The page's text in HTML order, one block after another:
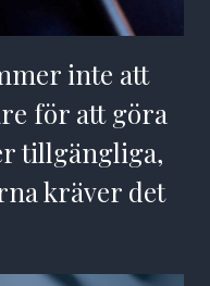
inte att
för att göra
tillgängliga,
kräver det